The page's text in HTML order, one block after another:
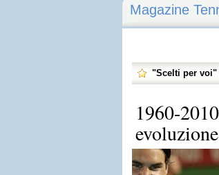
Magazine
"Scelti per voi"
1960-